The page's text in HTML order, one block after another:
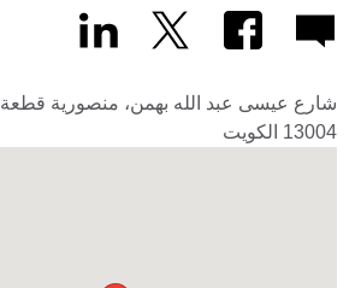
شارع عيسى عبد الله بهمن، منصورية قطعة 2
13004 الكويت